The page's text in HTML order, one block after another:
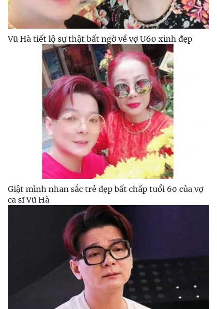
Vũ Hà tiết lộ sự thật bất ngờ về vợ U60 xinh đẹp
Giật mình nhan sắc trẻ đẹp bất chấp tuổi 60 của vợ
ca sĩ Vũ Hà